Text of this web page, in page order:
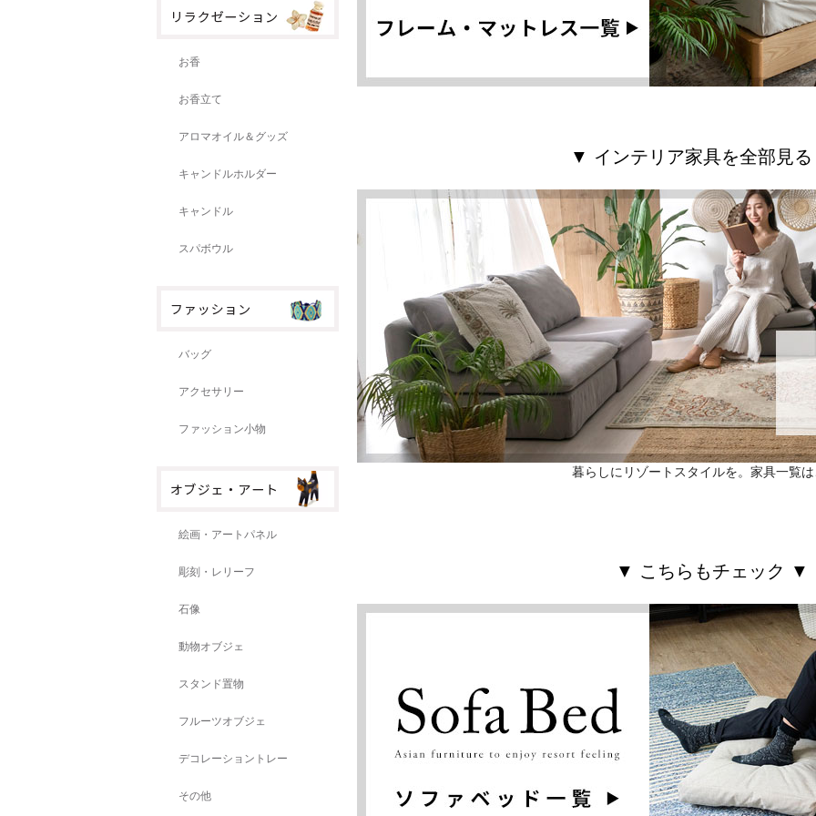
お香
お香立て
アロマオイル＆グッズ
キャンドルホルダー
キャンドル
スパボウル
バッグ
アクセサリー
ファッション小物
絵画・アートパネル
彫刻・レリーフ
石像
動物オブジェ
スタンド置物
フルーツオブジェ
デコレーショントレー
その他
▼ インテリア家具を全部見
暮らしにリゾートスタイルを。家具一覧
▼ こちらもチェック ▼